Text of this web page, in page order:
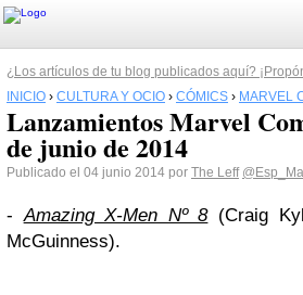
¿Los artículos de tu blog publicados aquí?
INICIO › CULTURA Y OCIO › CÓMICS › MARVEL
Lanzamientos Marvel
de junio de 2014
Publicado el 04 junio 2014 por The Leff
-Amazing X-Men Nº 8(Craig
McGuinness).